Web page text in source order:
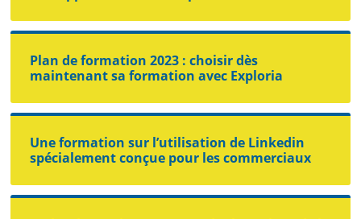
Plan de formation 2023 : choisir dès
maintenant sa formation avec Exploria
Une formation sur l’utilisation de Linkedin
spécialement conçue pour les commerciaux